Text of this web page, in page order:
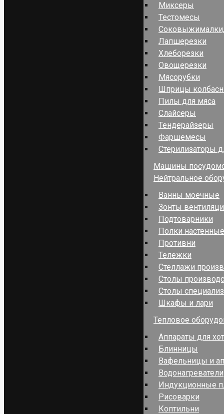
Миксеры
Тестомесы
Лапшерезки
Хлеборезки
Овощерезки
Мясорубки
Шприцы
Пилы для мяса
Слайсеры
Тендерайзеры
Фаршемесы
Стерилизаторы
Машины
Нейтральное
Ванны моечные
Зонты
Подтоварники
Полки
Противни
Тележки
Стеллажи
Столы
Столы
Шкафы и лари
Тепловое
Аппараты для
Блинницы
Вафельницы и
Водонагреватели
Индукционные
Рисоварки
Коптильни